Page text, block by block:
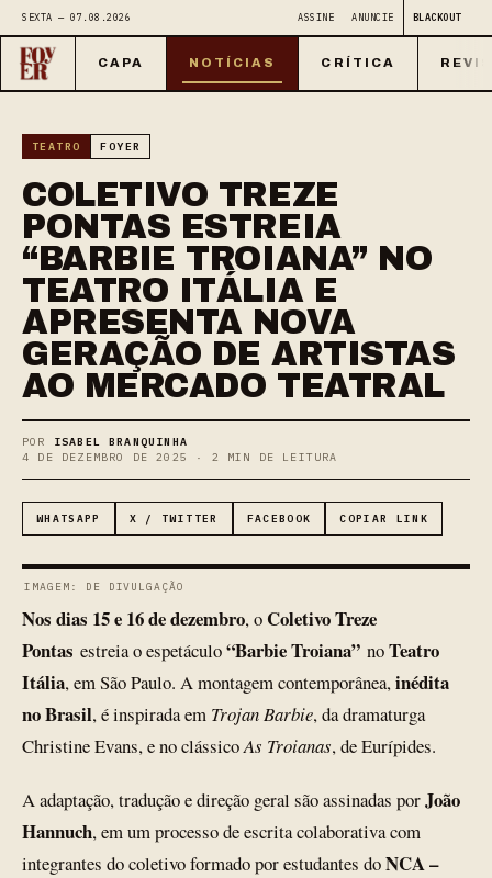
SEXTA — 07.08.2026 ASSINE ANUNCIE BLACKOUT
CAPA NOTÍCIAS CRÍTICA
TEATRO FOYER
COLETIVO TREZE
PONTAS ESTREIA
“BARBIE TROIANA” NO
TEATRO ITÁLIA E
APRESENTA NOVA
GERAÇÃO DE ARTISTAS
AO MERCADO TEATRAL
POR ISABEL BRANQUINHA
4 DE DEZEMBRO DE 2025 · 2 MIN DE LEITURA
WHATSAPP X / TWITTER FACEBOOK COPIAR LINK
IMAGEM: DE DIVULGAÇÃO
Nos dias 15 e 16 de dezembro, oColetivo Treze
Pontas estreia o espetáculo“Barbie Troiana” noTeatro
Itália, em São Paulo. A montagem contemporânea,inédita
no Brasil, é inspirada em Trojan Barbie, da dramaturga
Christine Evans, e no clássicoAs Troianas, de Eurípides.
A adaptação, tradução e direção geral são assinadas porJoão
Hannuch, em um processo de escrita colaborativa com
integrantes do coletivo formado por estudantes doNCA –